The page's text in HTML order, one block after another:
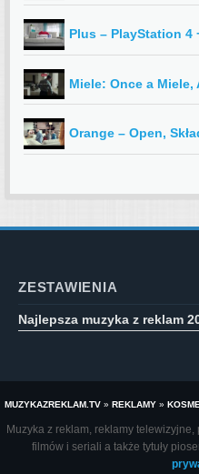
Plus – PlayStation 4
Miele: Once a Miele,
Orange – Open,
ZESTAWIENIA
Najlepsza muzyka z reklam
MUZYKAZREKLAM.TV » REKLAMY »
Muzyka z reklam, reklamy
filmów i seriali a także tytuły